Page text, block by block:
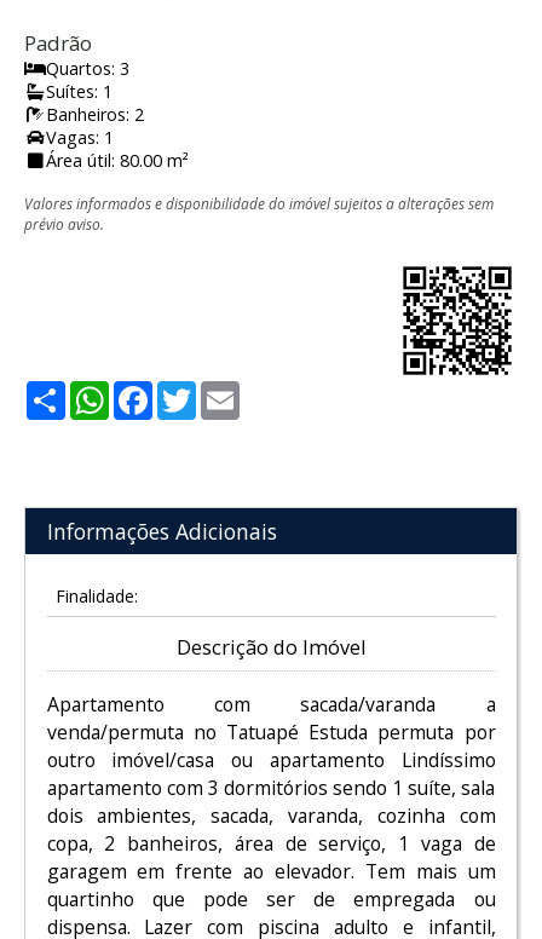
Padrão
Quartos: 3
Suítes: 1
Banheiros: 2
Vagas: 1
Área útil: 80.00 m²
Valores informados e disponibilidade do imóvel sujeitos a alterações sem
prévio aviso.
ShareWhatsApp
Facebook
Twitter
Informações Adicionais
Finalidade:
Descrição do Imóvel
Apartamento com sacada/varanda a
venda/permuta no Tatuapé Estuda permuta por
outro imóvel/casa ou apartamento Lindíssimo
apartamento com 3 dormitórios sendo 1 suíte, sala
dois ambientes, sacada, varanda, cozinha com
copa, 2 banheiros, área de serviço, 1 vaga de
garagem em frente ao elevador. Tem mais um
quartinho que pode ser de empregada ou
dispensa. Lazer com piscina adulto e infantil,